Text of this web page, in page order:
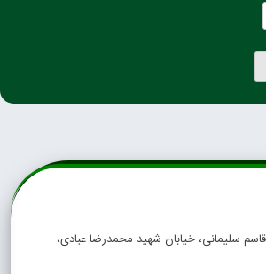
قاسم سلیمانی، خیابان شهید محمدرضا عبادی،